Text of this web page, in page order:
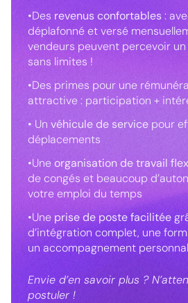
•Des revenus confortables:
déplafonné et versé
vendeurs peuvent percevoir
sans limites !
•Des primes pour une
attractive : participation +
• Un véhicule de service pour
déplacements
•Une organisation de travail
de congés et beaucoup
votre emploi du temps
•Une prise de poste facilitée
d’intégration complet, une
un accompagnement
Envie d’en savoir plus ?
postuler !